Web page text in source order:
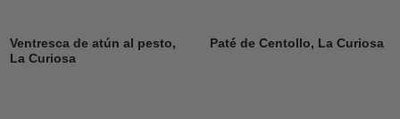
Ventresca de atún al pesto,
La Curiosa
Paté de Centollo, La Curiosa